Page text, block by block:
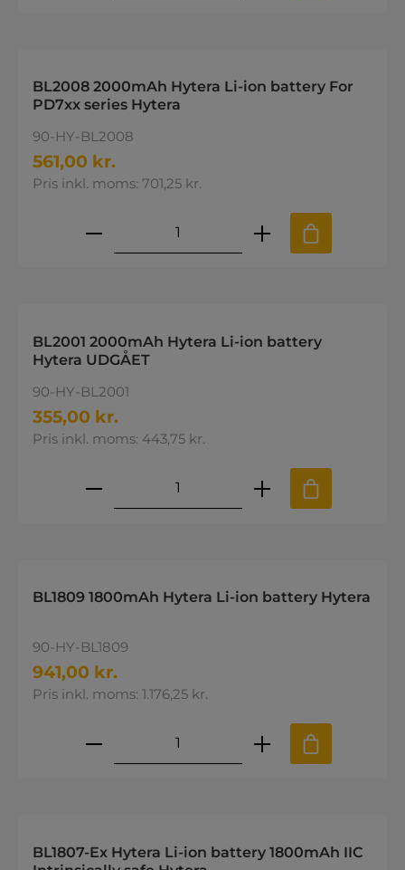
BL2008 2000mAh Hytera Li-ion battery For
PD7xx series Hytera
90-HY-BL2008
561,00 kr.
Pris inkl. moms: 701,25 kr.
Produktmængde: Indtast den
BL2001 2000mAh Hytera Li-ion battery
Hytera UDGÅET
90-HY-BL2001
355,00 kr.
Pris inkl. moms: 443,75 kr.
Produktmængde: Indtast den
BL1809 1800mAh Hytera Li-ion battery Hytera
90-HY-BL1809
941,00 kr.
Pris inkl. moms: 1.176,25 kr.
Produktmængde: Indtast den
BL1807-Ex Hytera Li-ion battery 1800mAh IIC